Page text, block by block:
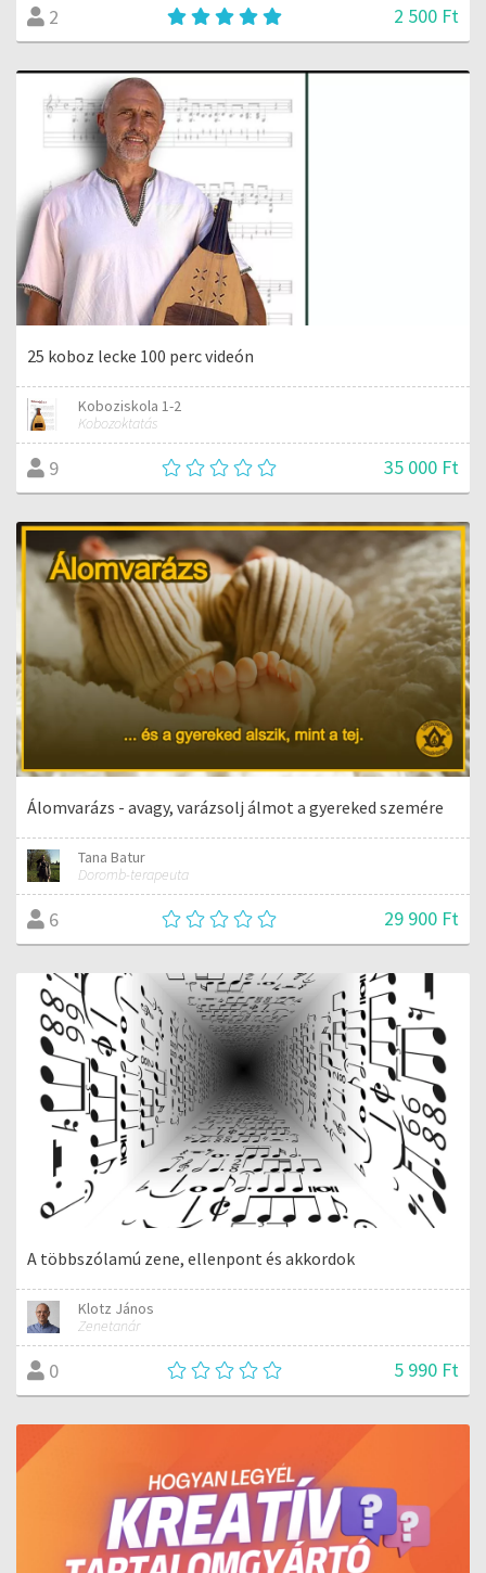
2 2 500 Ft
25 koboz lecke 100 perc videón
Koboziskola 1-2
Kobozoktatás
9 35 000 Ft
Álomvarázs - avagy, varázsolj álmot a gyereked szemére
Tana Batur
Doromb-terapeuta
6 29 900 Ft
A többszólamú zene, ellenpont és akkordok
Klotz János
Zenetanár
0 5 990 Ft